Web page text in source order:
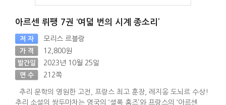
아르센 뤼팽 7권 ‘여덟 번의 시계 종소리’
저 자 모리스 르블랑
가 격 12,800원
발간일 2023년 10월 25일
면 수 212쪽
추리 문학의 영원한 고전, 프랑스 최고 훈장, 레지옹 도뇌르 수상!
추리 소설의 쌍두마차는 영국의 ‘셜록 홈즈’와 프랑스의 ‘아르센